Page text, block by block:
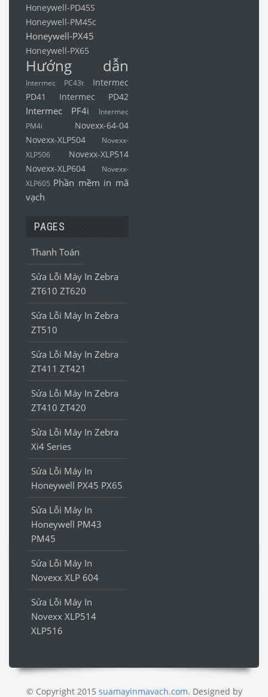
Honeywell-PD45S
Honeywell-PM45c
Honeywell-PX45
Honeywell-PX65
Hướng dẫn
Intermec PC43t
Intermec
PD41
Intermec PD42
Intermec PF4i
Intermec
PM4i
Novexx-64-04
Novexx-XLP504
Novexx-
XLP506
Novexx-XLP514
Novexx-XLP604
Novexx-
XLP605 Phần mềm in mã
vạch
PAGES
Thanh Toán
Sửa Lỗi Máy In Zebra
ZT610 ZT620
Sửa Lỗi Máy In Zebra
ZT510
Sửa Lỗi Máy In Zebra
ZT411 ZT421
Sửa Lỗi Máy In Zebra
ZT410 ZT420
Sửa Lỗi Máy In Zebra
Xi4 Series
Sửa Lỗi Máy In
Honeywell PX45 PX65
Sửa Lỗi Máy In
Honeywell PM43
PM45
Sửa Lỗi Máy In
Novexx XLP 604
Sửa Lỗi Máy In
Novexx XLP514
XLP516
© Copyright 2015 suamayinmavach.com. Designed by